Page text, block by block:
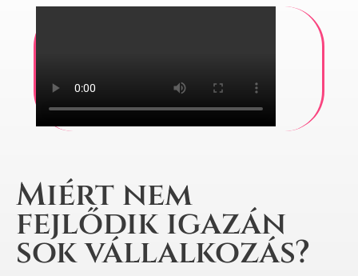
Miért nem
fejlődik igazán
sok vállalkozás?